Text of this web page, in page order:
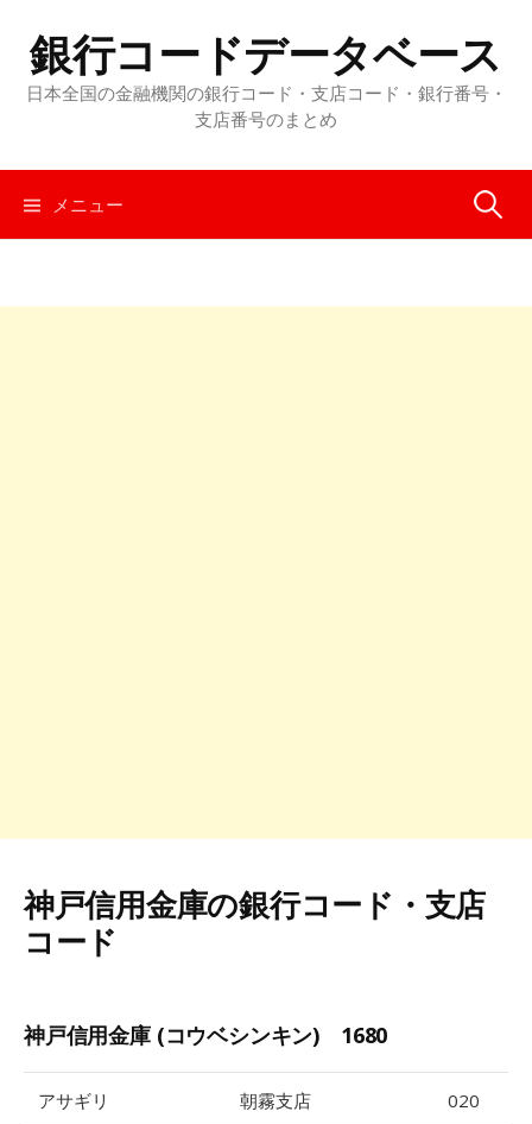
へ
キ
プ
銀行コードデータベース
日本全国の金融機関の銀行コード・支店コード・銀行番号・
支店番号のまとめ
メニュー 検
神戸信用金庫の銀行コード・支店
コード
神戸信用金庫 (コウベシンキン) 1680
アサギリ 朝霧支店 020